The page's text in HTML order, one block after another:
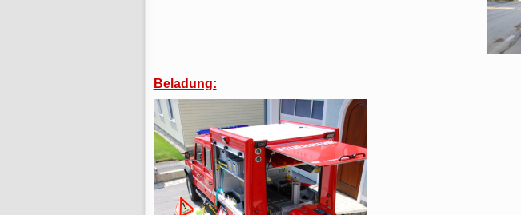
Beladung: